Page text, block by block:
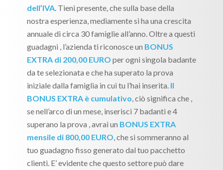
dell’IVA. Tieni presente, che sulla base della
nostra esperienza, mediamente si ha una crescita
annuale di circa 30 famiglie all’anno. Oltre a questi
guadagni , l’azienda ti riconosce un BONUS
EXTRA di 200,00 EURO per ogni singola badante
da te selezionata e che ha superato la prova
iniziale dalla famiglia in cui tu l’hai inserita. Il
BONUS EXTRA è cumulativo , ciò significa che ,
se nell’arco di un mese, inserisci 7 badanti e 4
superano la prova , avrai un BONUS EXTRA
mensile di 800,00 EURO , che si sommeranno al
tuo guadagno fisso generato dal tuo pacchetto
clienti. E’ evidente che questo settore può dare